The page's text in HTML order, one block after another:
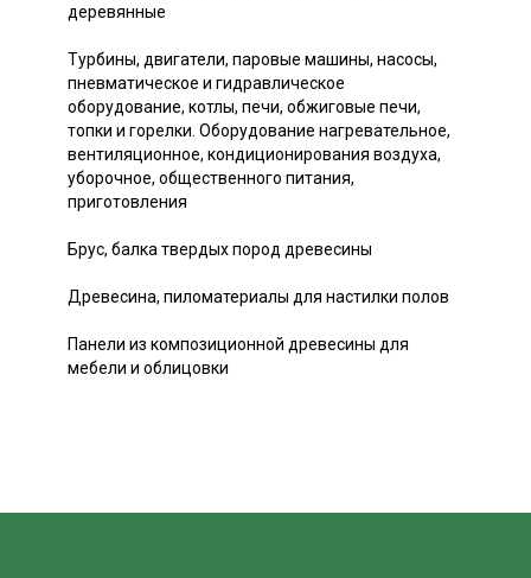
деревянные
Турбины, двигатели, паровые машины, насосы,
пневматическое и гидравлическое
оборудование, котлы, печи, обжиговые печи,
топки и горелки. Оборудование нагревательное,
вентиляционное, кондиционирования воздуха,
уборочное, общественного питания,
приготовления
Брус, балка твердых пород древесины
Древесина, пиломатериалы для настилки полов
Панели из композиционной древесины для
мебели и облицовки